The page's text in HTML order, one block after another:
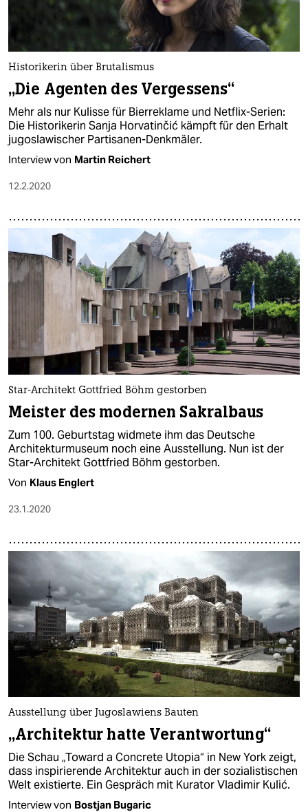
Historikerin über Brutalismus
„Die Agenten des Vergessens“
Mehr als nur Kulisse für Bierreklame und Netflix-Serien:
Die Historikerin Sanja Horvatinčić kämpft für den Erhalt
jugoslawischer Partisanen-Denkmäler.
Interview von Martin Reichert
12.2.2020
Star-Architekt Gottfried Böhm gestorben
Meister des modernen Sakralbaus
Zum 100. Geburtstag widmete ihm das Deutsche
Architekturmuseum noch eine Ausstellung. Nun ist der
Star-Architekt Gottfried Böhm gestorben.
Von Klaus Englert
23.1.2020
Ausstellung über Jugoslawiens Bauten
„Architektur hatte Verantwortung“
Die Schau „Toward a Concrete Utopia“ in New York zeigt,
dass inspirierende Architektur auch in der sozialistischen
Welt existierte. Ein Gespräch mit Kurator Vladimir Kulić.
Interview von Bostjan Bugaric